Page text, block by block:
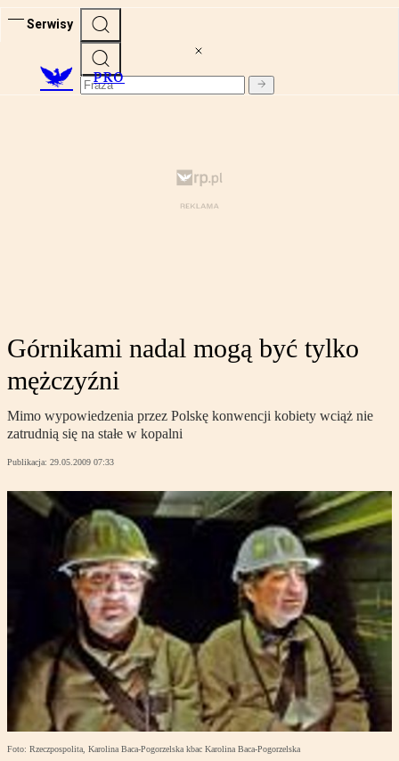
Serwisy
PRO
Górnikami nadal mogą być tylko
mężczyźni
Mimo wypowiedzenia przez Polskę konwencji kobiety wciąż nie
zatrudnią się na stałe w kopalni
Publikacja: 29.05.2009 07:33
Foto: Rzeczpospolita, Karolina Baca-Pogorzelska kbac Karolina Baca-Pogorzelska